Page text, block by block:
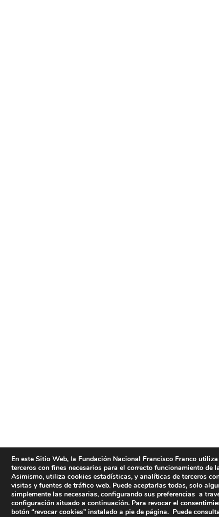
En este Sitio Web, la Fundación Nacional Francisco Franco
terceros con fines necesarios para el correcto funcionamiento de
Asimismo, utiliza cookies estadísticas, y analíticas de terceros
visitas y fuentes de tráfico web. Puede aceptarlas todas, solo
simplemente las necesarias, configurando sus preferencias a
configuración situado a continuación. Para revocar el
botón “revocar cookies” instalado a pie de página. Puede